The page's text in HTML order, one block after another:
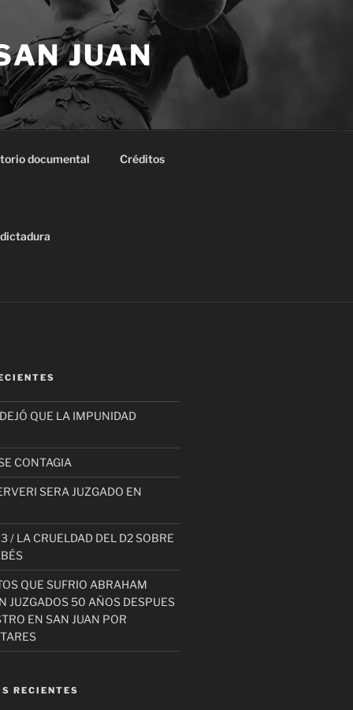
JUAN
documental Créditos
QUE LA IMPUNIDAD
CONTAGIA
SERA JUZGADO EN
/ LA CRUELDAD DEL D2 SOBRE
QUE SUFRIO ABRAHAM
JUZGADOS 50 AÑOS DESPUES
EN SAN JUAN POR
RECIENTES